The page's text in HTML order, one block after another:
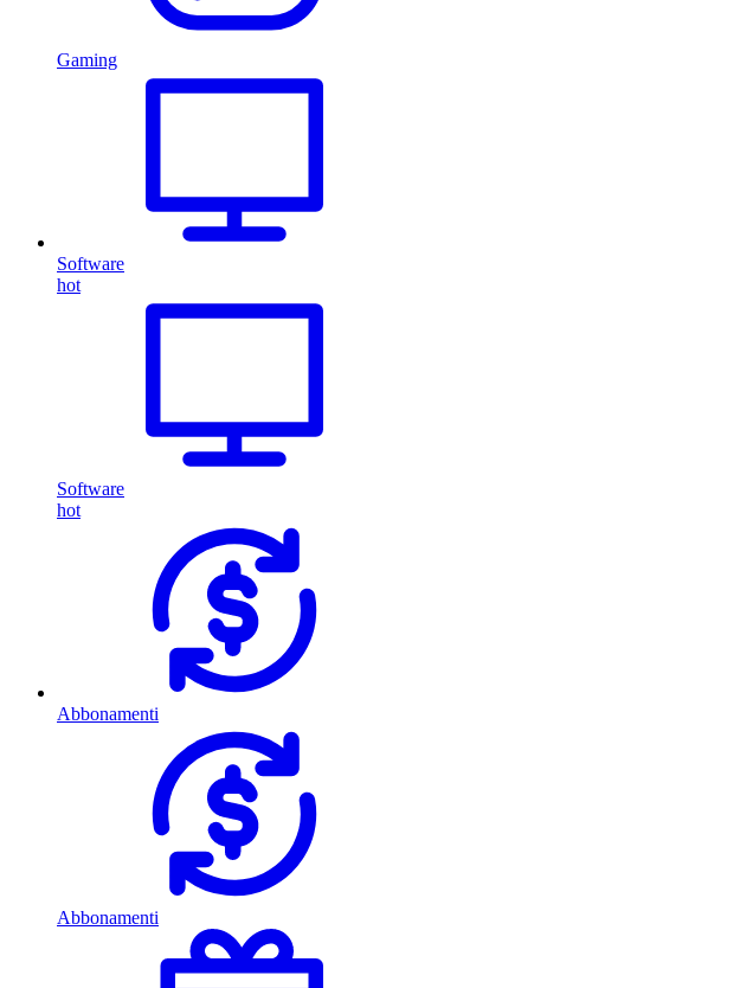
Gaming
Software
hot
Software
hot
Abbonamenti
Abbonamenti